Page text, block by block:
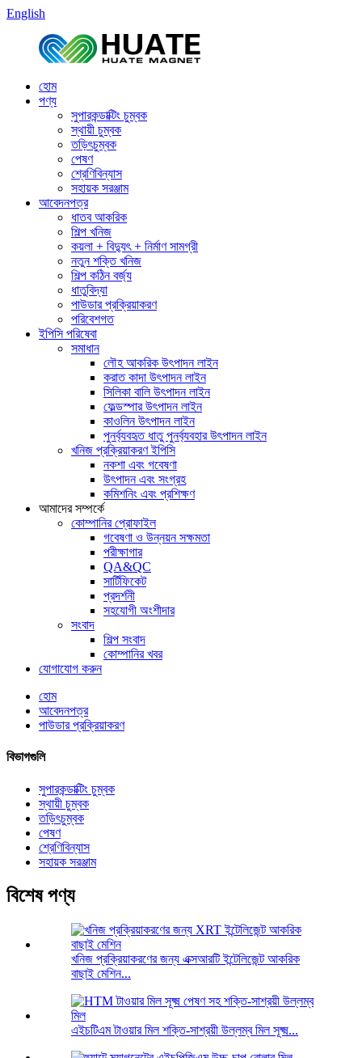
English
হোম
পণ্য
সুপারকন্ডাক্টিং চুম্বক
স্থায়ী চুম্বক
তড়িৎচুম্বক
পেষণ
শ্রেণিবিন্যাস
সহায়ক সরঞ্জাম
আবেদনপত্র
ধাতব আকরিক
শিল্প খনিজ
কয়লা + বিদ্যুৎ + নির্মাণ সামগ্রী
নতুন শক্তি খনিজ
শিল্প কঠিন বর্জ্য
ধাতুবিদ্যা
পাউডার প্রক্রিয়াকরণ
পরিবেশগত
ইপিসি পরিষেবা
সমাধান
লৌহ আকরিক উৎপাদন লাইন
করাত কাদা উৎপাদন লাইন
সিলিকা বালি উৎপাদন লাইন
ফেল্ডস্পার উৎপাদন লাইন
কাওলিন উৎপাদন লাইন
পুনর্ব্যবহৃত ধাতু পুনর্ব্যবহার উৎপাদন লাইন
খনিজ প্রক্রিয়াকরণ ইপিসি
নকশা এবং গবেষণা
উৎপাদন এবং সংগ্রহ
কমিশনিং এবং প্রশিক্ষণ
আমাদের সম্পর্কে
কোম্পানির প্রোফাইল
গবেষণা ও উন্নয়ন সক্ষমতা
পরীক্ষাগার
QA&QC
সার্টিফিকেট
প্রদর্শনী
সহযোগী অংশীদার
সংবাদ
শিল্প সংবাদ
কোম্পানির খবর
যোগাযোগ করুন
হোম
আবেদনপত্র
পাউডার প্রক্রিয়াকরণ
বিভাগগুলি
সুপারকন্ডাক্টিং চুম্বক
স্থায়ী চুম্বক
তড়িৎচুম্বক
পেষণ
শ্রেণিবিন্যাস
সহায়ক সরঞ্জাম
বিশেষ পণ্য
খনিজ প্রক্রিয়াকরণের জন্য এক্সআরটি ইন্টেলিজেন্ট আকরিক
বাছাই মেশিন...
এইচটিএম টাওয়ার মিল শক্তি-সাশ্রয়ী উল্লম্ব মিল সূক্ষ্ম...